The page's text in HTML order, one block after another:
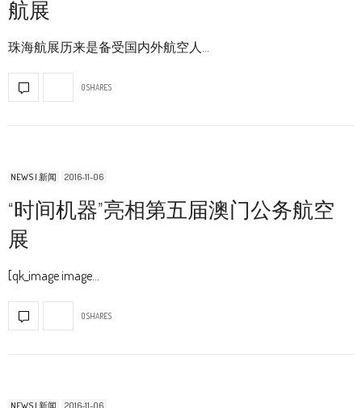
航展
珠海航展历来是备受国内外航空人…
0 SHARES
NEWS | 新闻 2016-11-06
“时间机器”亮相第五届澳门公务航空
展
[qk_image image…
0 SHARES
NEWS | 新闻 2016-11-06